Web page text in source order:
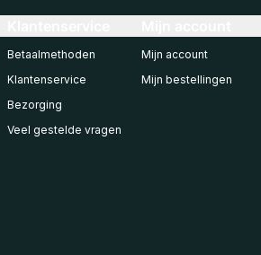
Betaalmethoden
Klantenservice
Bezorging
Veel gestelde vragen
Mijn account
Mijn bestellingen